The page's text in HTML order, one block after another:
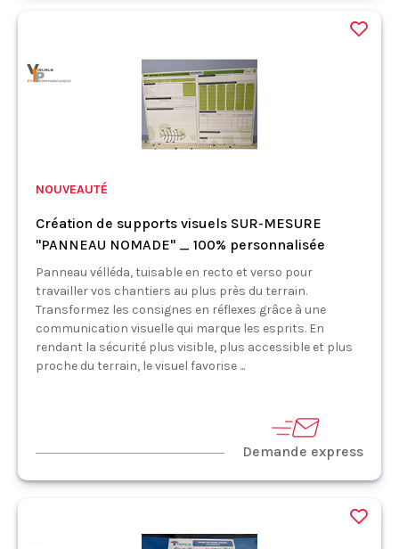
NOUVEAUTÉ
Création de supports visuels SUR-MESURE
"PANNEAU NOMADE" _ 100% personnalisée
Panneau vélléda, tuisable en recto et verso pour
travailler vos chantiers au plus près du terrain.
Transformez les consignes en réflexes grâce à une
communication visuelle qui marque les esprits. En
rendant la sécurité plus visible, plus accessible et plus
proche du terrain, le visuel favorise ...
Demande express